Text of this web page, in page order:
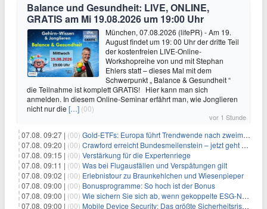
Balance und Gesundheit: LIVE, ONLINE,
GRATIS am Mi 19.08.2026 um 19:00 Uhr
München, 07.08.2026 (lifePR) - Am 19.
August findet um 19: 00 Uhr der dritte Teil
der kostenfreien LIVE-Online-
Workshopreihe von und mit Stephan
Ehlers statt – dieses Mal mit dem
Schwerpunkt „ Balance & Gesundheit “
die Teilnahme ist komplett GRATIS! Hier kann man sich
anmelden. In diesem Online-Seminar erfährt man, wie Jonglieren
nicht nur die […] (00)
vor 1 Stunde
07.08. 09:27 | (00) Gold-ETFs: Europa führt Trendwende nach zweimonatiger Schwächephase an
07.08. 09:20 | (00) Crawford erreicht Bundesmeilenstein – jetzt geht es in die finale Phase!
07.08. 09:15 | (00) Verstärkung für die Expertenriege
07.08. 09:11 | (00) Was bei Flugausfällen und Verspätungen gilt
07.08. 09:02 | (00) Erlebnistour zu Braunkehlchen und Wiesenpieper
07.08. 09:00 | (00) Bonusprogramme: So hoch ist der Bonus
07.08. 09:00 | (00) Wie sichern Sie sich ab, wenn gekoppelte ESG-Normen die persönliche Einstandspflicht verschärfen?
07.08. 09:00 | (00) Mobile Device Security: Das größte Sicherheitsrisiko sitzt in der Hosentasche